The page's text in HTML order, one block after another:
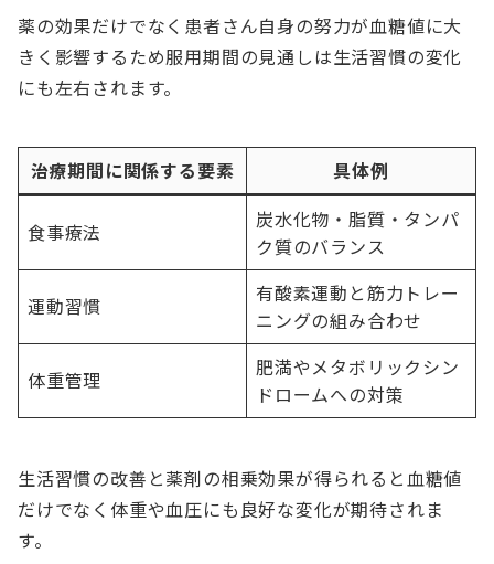
薬の効果だけでなく患者さん自身の努力が血糖値に大
きく影響するため服用期間の見通しは生活習慣の変化
にも左右されます。
治療期間に関係する要素 具体例
食事療法
炭水化物・脂質・タンパ
ク質のバランス
運動習慣
有酸素運動と筋力トレー
ニングの組み合わせ
体重管理
肥満やメタボリックシン
ドロームへの対策
生活習慣の改善と薬剤の相乗効果が得られると血糖値
だけでなく体重や血圧にも良好な変化が期待されま
す。